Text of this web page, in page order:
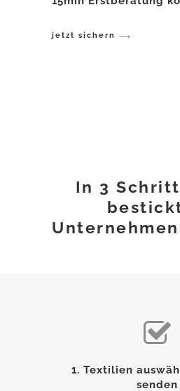
jetzt sichern
In 3
1. Textilien
senden